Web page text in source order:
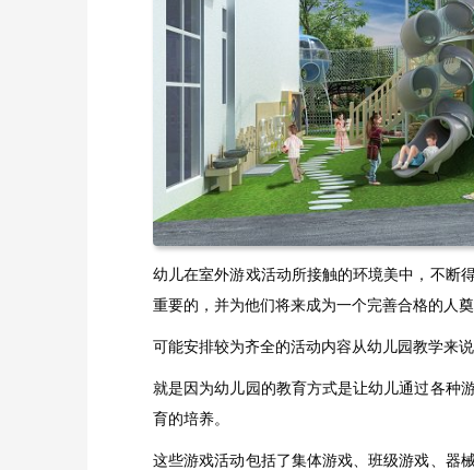
幼儿在室外游戏活动所接触的环境美中，不断
重要的，并为他们将来成为一个完善合格的人
可能安排较为齐全的活动内容从幼儿园教学来
就是因为幼儿园的教育方式是让幼儿通过各种
育的培养。
这些游戏活动包括了集体游戏、班级游戏、器